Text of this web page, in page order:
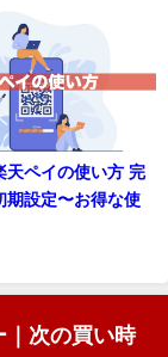
天ペイの使い方 完
期設定〜お得な使
｜次の買い時